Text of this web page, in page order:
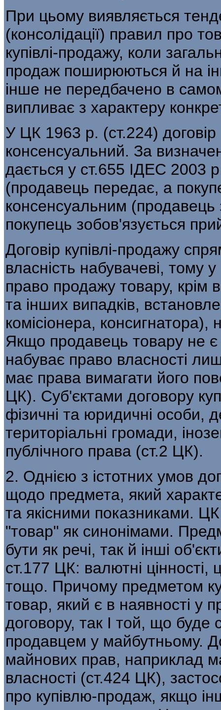
При цьому виявляється
(консолідації) правил про
купівлі-продажу, коли
продаж поширюються й на
інше не передбачено в
випливає з характеру
У ЦК 1963 р. (ст.224) договір
консенсуальний. За
дається у ст.655 ІДЕС 2003
(продавець передає, а
консенсуальним (продавець
покупець зобов'язується
Договір купівлі-продажу
власність набувачеві, тому
право продажу товару, крім
та інших випадків,
комісіонера, консигнатора),
Якщо продавець товару не
набуває право власності
має права вимагати його
ЦК). Суб'єктами договору
фізичні та юридичні особи,
територіальні громади,
публічного права (ст.2 ЦК).
2. Однією з істотних умов
щодо предмета, який
та якісними показниками.
"товар" як синонімами.
бути як речі, так й інші
ст.177 ЦК: валютні цінності,
тощо. Причому предметом
товар, який є в наявності у
договору, так І той, що
продавцем у майбутньому.
майнових прав, наприклад
власності (ст.424 ЦК),
про купівлю-продаж, якщо